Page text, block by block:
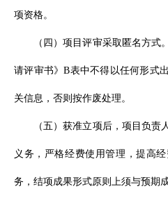
项资格。
（四）项目评审采取匿名方式。
请评审书》B表中不得以任何形式
关信息，否则按作废处理 。
（五）获准立项后，项目负责
义务，严格经费使用管理，提高
务，结项成果形式原则上须与预期